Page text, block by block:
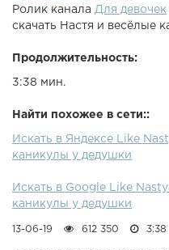
Наступило лето и
ними случаются разные
Subscribe to Like Nastya
Ролик канала Для девочек
скачать Настя и весёлые
Продолжительность:
3:38 мин.
Найти похожее в сети::
Искать в Яндексе Like
каникулы у дедушки
Искать в Google Like
каникулы у дедушки
13-06-19 612 350 3:38